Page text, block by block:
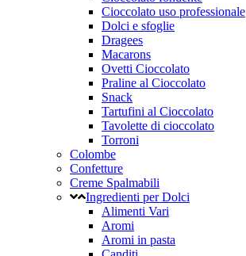
Cioccolato uso professionale
Dolci e sfoglie
Dragees
Macarons
Ovetti Cioccolato
Praline al Cioccolato
Snack
Tartufini al Cioccolato
Tavolette di cioccolato
Torroni
Colombe
Confetture
Creme Spalmabili
Ingredienti per Dolci
Alimenti Vari
Aromi
Aromi in pasta